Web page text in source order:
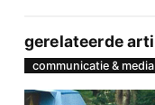
gerelateerde
communicatie & media